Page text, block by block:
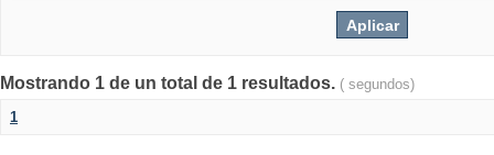
Mostrando 1 de un total de 1 resultados. ( segundos)
1